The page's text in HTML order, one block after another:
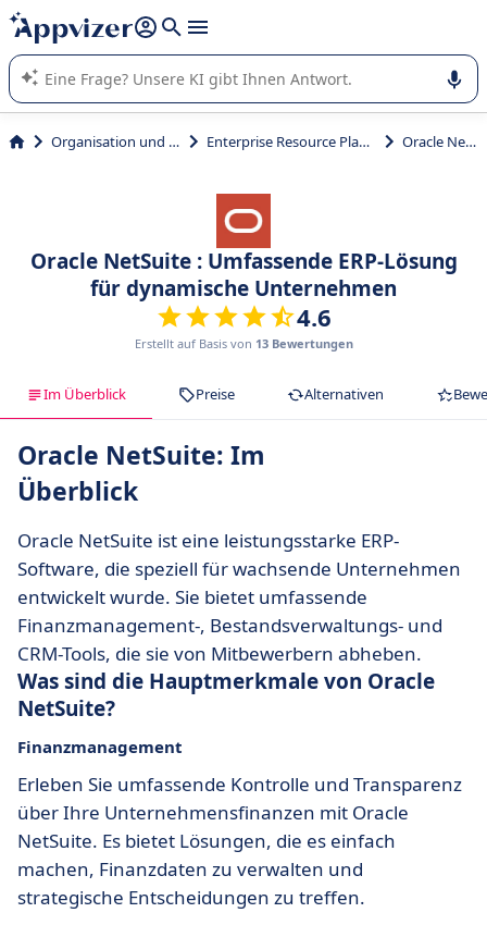
beantworten (mehrere Zeilen mit
Die KI von Appvizer führt Sie bei der Nutzung oder Auswahl
von SaaS-Software in Unternehmen.
Organisation und Planung Enterprise Resource Planning (ERP) Oracle NetSuite
Oracle NetSuite : Umfassende ERP-Lösung
für dynamische Unternehmen
4.6
Erstellt auf Basis von 13 Bewertungen
Im Überblick Preise Alternativen
Oracle NetSuite: Im
Überblick
Oracle NetSuite ist eine leistungsstarke ERP-
Software, die speziell für wachsende Unternehmen
entwickelt wurde. Sie bietet umfassende
Finanzmanagement-, Bestandsverwaltungs- und
CRM-Tools, die sie von Mitbewerbern abheben.
Was sind die Hauptmerkmale von Oracle
NetSuite?
Finanzmanagement
Erleben Sie umfassende Kontrolle und Transparenz
über Ihre Unternehmensfinanzen mit Oracle
NetSuite. Es bietet Lösungen, die es einfach
machen, Finanzdaten zu verwalten und
strategische Entscheidungen zu treffen.